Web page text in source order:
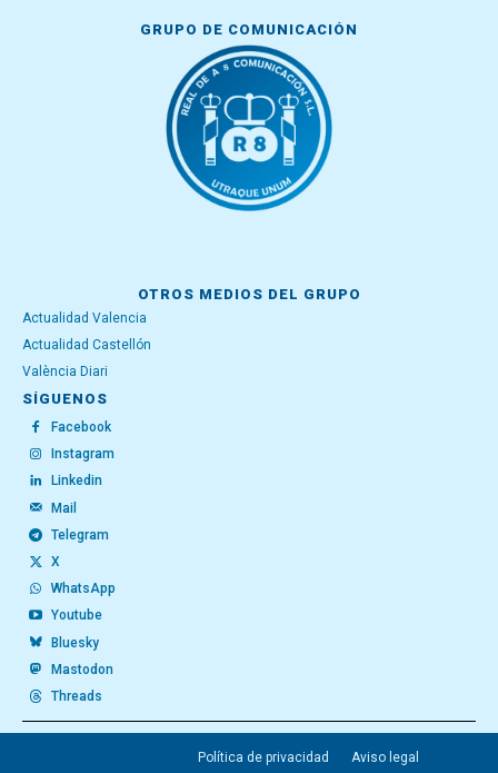
GRUPO DE COMUNICACIÓN
OTROS MEDIOS DEL GRUPO
Actualidad Valencia
Actualidad Castellón
València Diari
SÍGUENOS
Facebook
Instagram
Linkedin
Mail
Telegram
X
WhatsApp
Youtube
Bluesky
Mastodon
Threads
Política de privacidad Aviso legal